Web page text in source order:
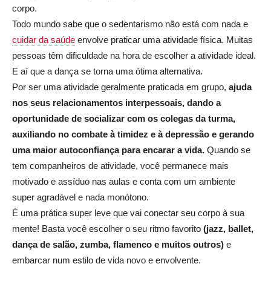
corpo.
Todo mundo sabe que o sedentarismo não está com nada e
cuidar da saúde envolve praticar uma atividade física. Muitas
pessoas têm dificuldade na hora de escolher a atividade ideal.
E aí que a dança se torna uma ótima alternativa.
Por ser uma atividade geralmente praticada em grupo, ajuda
nos seus relacionamentos interpessoais, dando a
oportunidade de socializar com os colegas da turma,
auxiliando no combate à timidez e à depressão e gerando
uma maior autoconfiança para encarar a vida. Quando se
tem companheiros de atividade, você permanece mais
motivado e assíduo nas aulas e conta com um ambiente
super agradável e nada monótono.
É uma prática super leve que vai conectar seu corpo à sua
mente! Basta você escolher o seu ritmo favorito (jazz, ballet,
dança de salão, zumba, flamenco e muitos outros) e
embarcar num estilo de vida novo e envolvente.